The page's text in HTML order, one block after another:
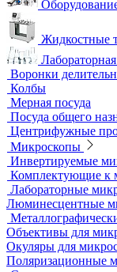
Системы
Диспергаторы
Дробильно-
Грохоты и рассевы
Лабораторные сита
Мельницы
Жидкостные
Воронки
Колбы